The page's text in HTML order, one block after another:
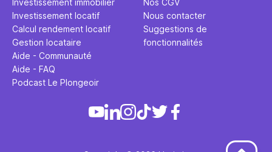
Investissement immobilier
Investissement locatif
Calcul rendement locatif
Gestion locataire
Aide - Communauté
Aide - FAQ
Podcast Le Plongeoir
Nos CGV
Nous contacter
Suggestions de
fonctionnalités